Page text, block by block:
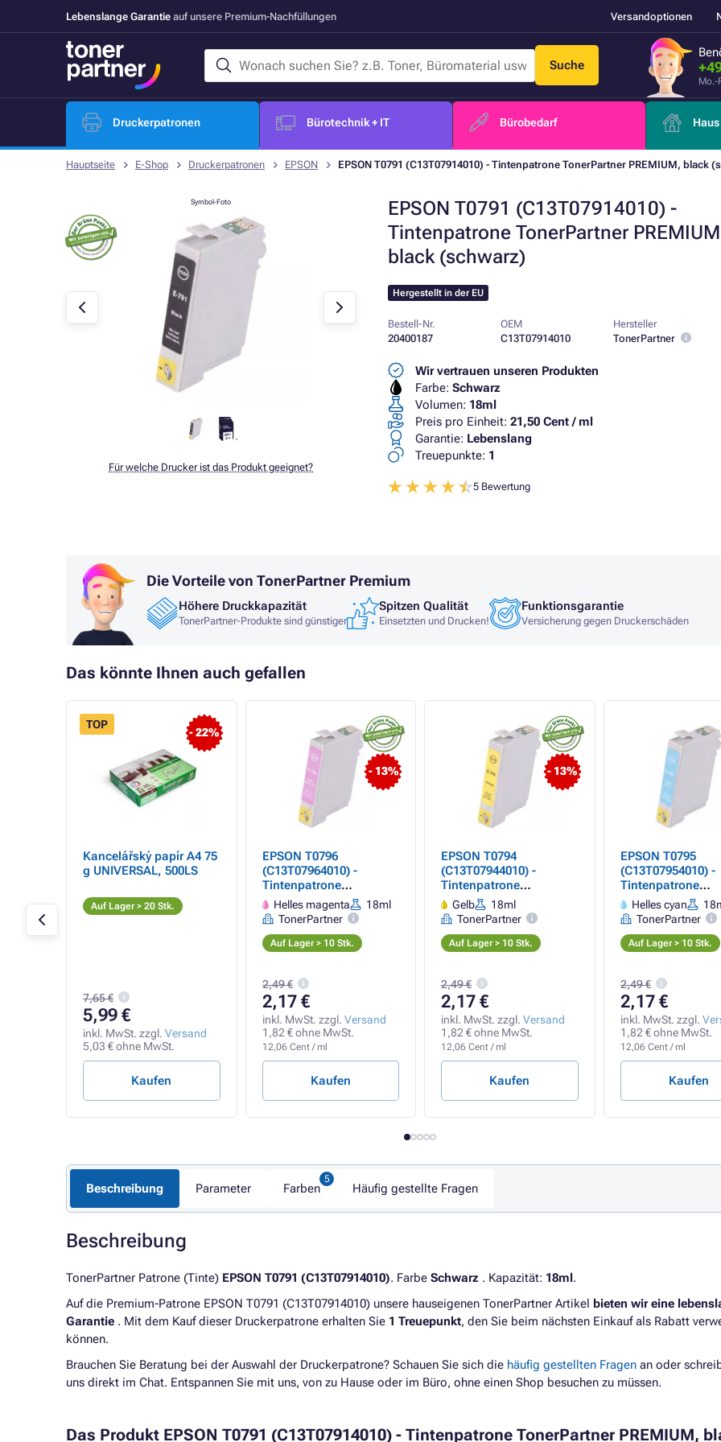
Lebenslange Garantie auf unsere Premium-Nachfüllungen Versandoptionen
Suche
Mo.-
Druckerpatronen Bürotechnik + IT Bürobedarf
Hauptseite E-Shop Druckerpatronen EPSON EPSON T0791 (C13T07914010) - Tintenpatrone TonerPartner PREMIUM, black
EPSON T0791 (C13T07914010) -
Tintenpatrone TonerPartner
black (schwarz)
Symbol-Foto
Für welche Drucker ist das Produkt geeignet?
Hergestellt in der EU
Bestell-Nr.
20400187
OEM
C13T07914010
Hersteller
TonerPartner
Wir vertrauen unseren Produkten
Farbe: Schwarz
Volumen: 18ml
Preis pro Einheit: 21,50 Cent / ml
Garantie: Lebenslang
Treuepunkte: 1
5 Bewertung
Die Vorteile von TonerPartner Premium
Höhere Druckkapazität
TonerPartner-Produkte sind günstiger
Spitzen Qualität
Einsetzten und Drucken!
Funktionsgarantie
Versicherung gegen Druckerschäden
Das könnte Ihnen auch gefallen
- 22%
TOP
Kancelářský papír A4 75
g UNIVERSAL, 500LS
Auf Lager > 20 Stk.
7,65 €
5,99 €
inkl. MwSt. zzgl. Versand
5,03 € ohne MwSt.
Kaufen
- 13%
EPSON T0796
(C13T07964010) -
Tintenpatrone
TonerPartner PREMIUM,
light magenta (helles
magenta)
Helles magenta
18ml
TonerPartner
Auf Lager > 10 Stk.
2,49 €
2,17 €
inkl. MwSt. zzgl. Versand
1,82 € ohne MwSt.
12,06 Cent / ml
Kaufen
- 13%
EPSON T0794
(C13T07944010) -
Tintenpatrone
TonerPartner PREMIUM,
yellow (gelb)
Gelb
18ml
TonerPartner
Auf Lager > 10 Stk.
2,49 €
2,17 €
inkl. MwSt. zzgl. Versand
1,82 € ohne MwSt.
12,06 Cent / ml
Kaufen
EPSON T0795
(C13T07954010) -
Tintenpatrone
TonerPartner
light cyan (helles
Helles cyan
TonerPartner
Auf Lager > 10 Stk.
2,49 €
2,17 €
inkl. MwSt. zzgl.
1,82 € ohne MwSt.
12,06 Cent / ml
Kaufen
Beschreibung Parameter Farben Häufig gestellte Fragen
Beschreibung
TonerPartner Patrone (Tinte) EPSON T0791 (C13T07914010). Farbe Schwarz . Kapazität: 18ml.
Auf die Premium-Patrone EPSON T0791 (C13T07914010) unsere hauseigenen TonerPartner Artikel bieten wir eine
Garantie . Mit dem Kauf dieser Druckerpatrone erhalten Sie 1 Treuepunkt, den Sie beim nächsten Einkauf als Rabatt
können.
Brauchen Sie Beratung bei der Auswahl der Druckerpatrone? Schauen Sie sich die häufig gestellten Fragen an oder
uns direkt im Chat. Entspannen Sie mit uns, von zu Hause oder im Büro, ohne einen Shop besuchen zu müssen.
Das Produkt EPSON T0791 (C13T07914010) - Tintenpatrone TonerPartner PREMIUM,